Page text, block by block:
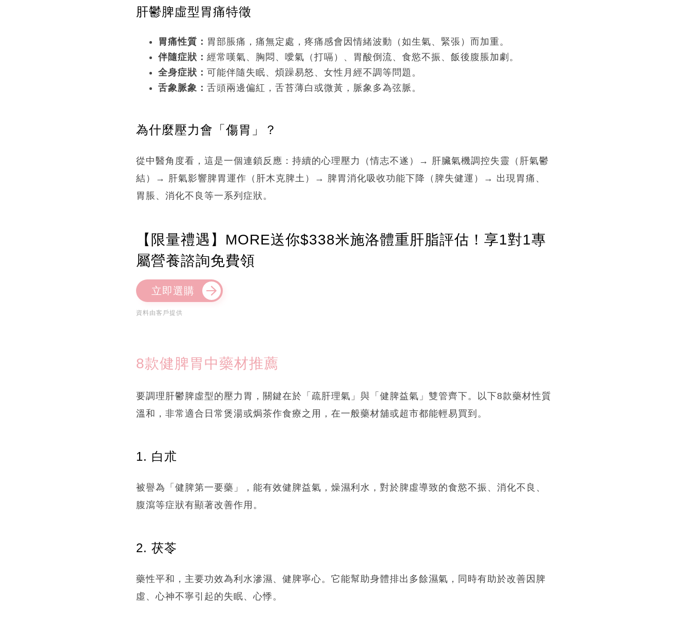
肝鬱脾虛型胃痛特徵
胃痛性質： 胃部脹痛，痛無定處，疼痛感會因情緒波動（如生氣、緊張）而加重。
伴隨症狀： 經常嘆氣、胸悶、噯氣（打嗝）、胃酸倒流、食慾不振、飯後腹脹加劇。
全身症狀： 可能伴隨失眠、煩躁易怒、女性月經不調等問題。
舌象脈象： 舌頭兩邊偏紅，舌苔薄白或微黃，脈象多為弦脈。
為什麼壓力會「傷胃」？
從中醫角度看，這是一個連鎖反應：持續的心理壓力（情志不遂）→ 肝臟氣機調控失靈（肝氣鬱
結）→ 肝氣影響脾胃運作（肝木克脾土）→ 脾胃消化吸收功能下降（脾失健運）→ 出現胃痛、
胃脹、消化不良等一系列症狀。
【限量禮遇】MORE送你$338米施洛體重肝脂評估！享1對1專
屬營養諮詢免費領
立即選購
資料由客戶提供
8款健脾胃中藥材推薦
要調理肝鬱脾虛型的壓力胃，關鍵在於「疏肝理氣」與「健脾益氣」雙管齊下。以下8款藥材性質
溫和，非常適合日常煲湯或焗茶作食療之用，在一般藥材舖或超市都能輕易買到。
1. 白朮
被譽為「健脾第一要藥」，能有效健脾益氣，燥濕利水，對於脾虛導致的食慾不振、消化不良、
腹瀉等症狀有顯著改善作用。
2. 茯苓
藥性平和，主要功效為利水滲濕、健脾寧心。它能幫助身體排出多餘濕氣，同時有助於改善因脾
虛、心神不寧引起的失眠、心悸。